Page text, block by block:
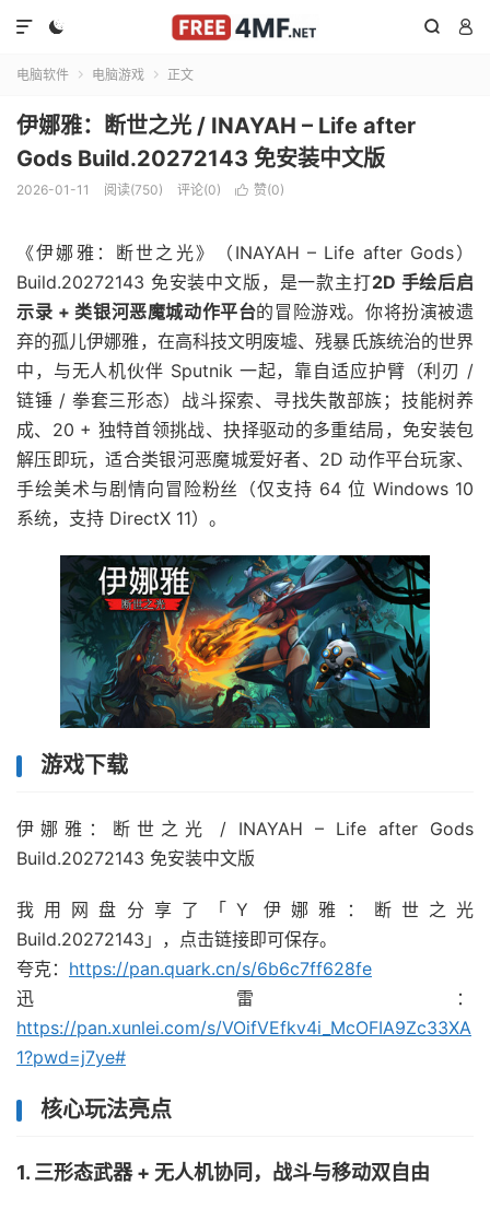
  

电脑软件  电脑游戏  正文
伊娜雅：断世之光 / INAYAH – Life after
Gods Build.20272143 免安装中文版
2026-01-11 阅读(750) 评论(0)  赞(0)
《伊娜雅：断世之光》（INAYAH – Life after Gods）
Build.20272143 免安装中文版，是一款主打2D 手绘后启
示录 + 类银河恶魔城动作平台的冒险游戏。你将扮演被遗
弃的孤儿伊娜雅，在高科技文明废墟、残暴氏族统治的世界
中，与无人机伙伴 Sputnik 一起，靠自适应护臂（利刃 /
链锤 / 拳套三形态）战斗探索、寻找失散部族；技能树养
成、20 + 独特首领挑战、抉择驱动的多重结局，免安装包
解压即玩，适合类银河恶魔城爱好者、2D 动作平台玩家、
手绘美术与剧情向冒险粉丝（仅支持 64 位 Windows 10
系统，支持 DirectX 11）。
游戏下载
伊娜雅：断世之光 / INAYAH – Life after Gods
Build.20272143 免安装中文版
我用网盘分享了「Y 伊娜雅：断世之光
Build.20272143」，点击链接即可保存。
夸克： https://pan.quark.cn/s/6b6c7ff628fe
迅雷：
https://pan.xunlei.com/s/VOifVEfkv4i_McOFIA9Zc33XA
1?pwd=j7ye#
核心玩法亮点
1. 三形态武器 + 无人机协同，战斗与移动双自由